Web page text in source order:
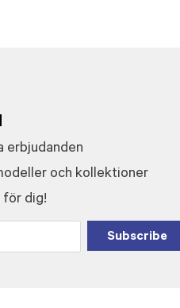
erbjudanden
och kollektioner
för dig!
Subscribe